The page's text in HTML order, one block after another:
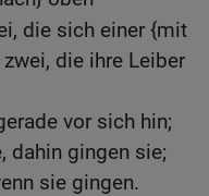
die sich einer {mit
die ihre Leiber
vor sich hin;
dahin gingen sie;
sie gingen.